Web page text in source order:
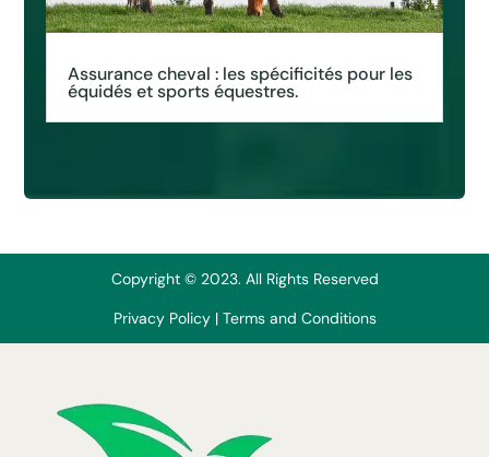
Assurance cheval : les spécificités pour les
équidés et sports équestres.
Copyright © 2023. All Rights Reserved
Privacy Policy | Terms and Conditions